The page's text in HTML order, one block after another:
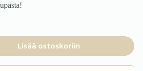
Lisää ostoskoriin